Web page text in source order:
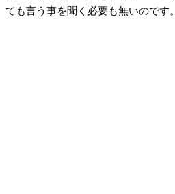
ても言う事を聞く必要も無いのです。